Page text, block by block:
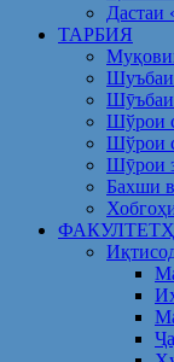
Дастаи
ТАРБИЯ
Шуъбаи
Шӯъбаи
Шўрои
Шўрои
Шӯрои
Бахши